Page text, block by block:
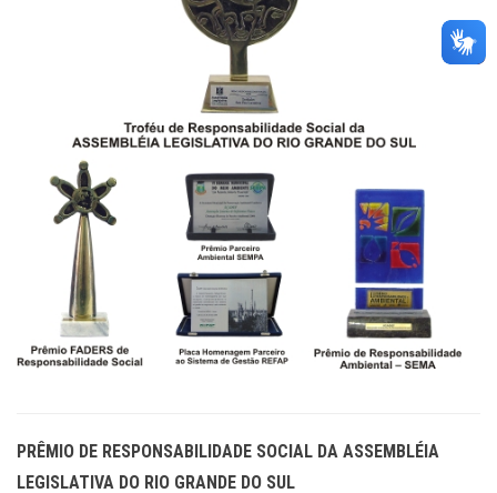
PRÊMIO DE RESPONSABILIDADE SOCIAL DA ASSEMBLÉIA
LEGISLATIVA DO RIO GRANDE DO SUL